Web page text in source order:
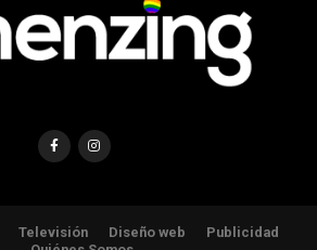
Televisión Diseño web
Publicidad